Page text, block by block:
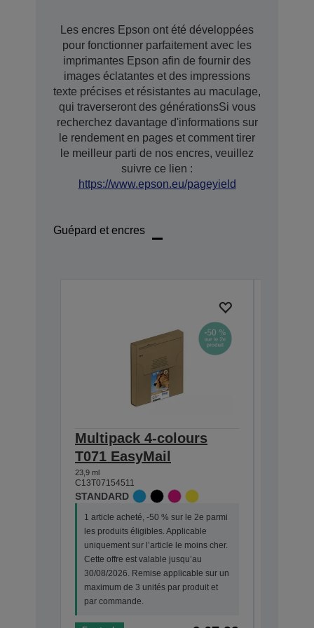
Les encres Epson ont été développées
pour fonctionner parfaitement avec les
imprimantes Epson afin de fournir des
images éclatantes et des impressions
texte précises et résistantes au maculage,
qui traverseront des générationsSi vous
recherchez davantage d'informations sur
le rendement en pages et comment tirer
le meilleur parti de nos encres, veuillez
suivre ce lien :
https://www.epson.eu/pageyield
Guépard et encres
Multipack 4-colours
T071 EasyMail
23,9 ml
C13T07154511
STANDARD
1 article acheté, -50 % sur le 2e parmi
les produits éligibles. Applicable
uniquement sur l’article le moins cher.
Cette offre est valable jusqu’au
30/08/2026. Remise applicable sur un
maximum de 3 unités par produit et
par commande.